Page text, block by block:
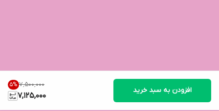
۷٬۵۰۰٬۰۰۰ 5%
7,125,000
افزودن به سبد خرید